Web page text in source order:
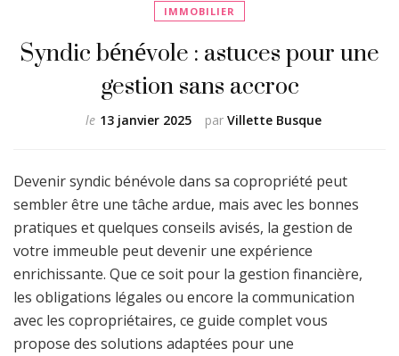
IMMOBILIER
Syndic bénévole : astuces pour une
gestion sans accroc
par Villette Busque
le 13 janvier 2025
Devenir syndic bénévole dans sa copropriété peut
sembler être une tâche ardue, mais avec les bonnes
pratiques et quelques conseils avisés, la gestion de
votre immeuble peut devenir une expérience
enrichissante. Que ce soit pour la gestion financière,
les obligations légales ou encore la communication
avec les copropriétaires, ce guide complet vous
propose des solutions adaptées pour une